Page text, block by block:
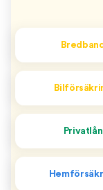
Bredband
Privatlån